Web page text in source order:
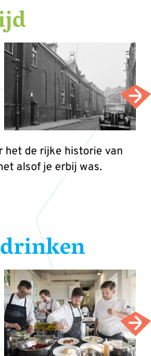
het de rijke historie van
alsof je erbij was.